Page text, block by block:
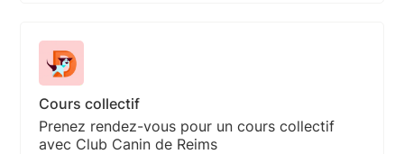
Cours collectif
Prenez rendez-vous pour un cours collectif
avec Club Canin de Reims